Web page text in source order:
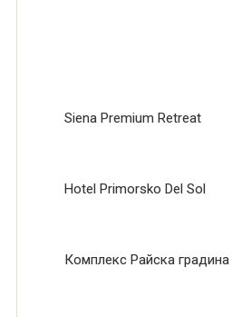
Siena Premium Retreat
Hotel Primorsko Del Sol
Комплекс Райска градина